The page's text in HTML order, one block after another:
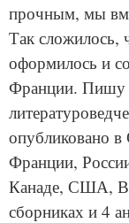
прочным, мы
Так сложилось,
оформилось и
Франции. Пишу
опубликовано
Франции,
Канаде, США,
сборниках и 4